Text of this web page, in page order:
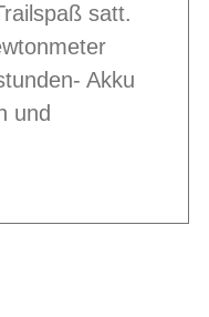
satt.
Akku
und